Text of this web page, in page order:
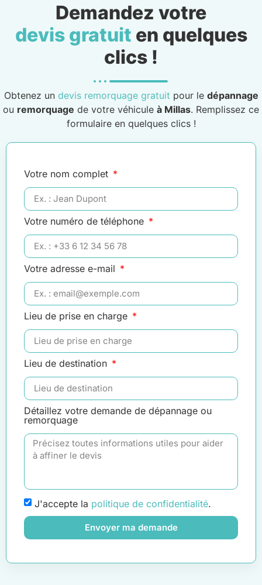
Demandez votre
devis gratuit en quelques
clics !
Obtenez un devis remorquage gratuit pour le dépannage
ou remorquage de votre véhicule à Millas. Remplissez ce
formulaire en quelques clics !
Votre nom complet
Votre numéro de téléphone
Votre adresse e-mail
Lieu de prise en charge
Lieu de destination
Détaillez votre demande de dépannage ou
remorquage
J'accepte la politique de confidentialité.
Envoyer ma demande